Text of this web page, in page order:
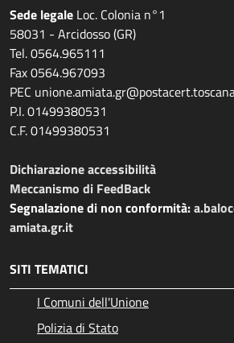
Sede legale Loc. Colonia n°1
58031 - Arcidosso (GR)
Tel. 0564.965111
Fax 0564.967093
PEC
P.I. 01499380531
C.F. 01499380531
Dichiarazione accessibilità
Meccanismo di FeedBack
Segnalazione di non conformità:
amiata.gr.it
SITI TEMATICI
I Comuni dell'Unione
Polizia di Stato